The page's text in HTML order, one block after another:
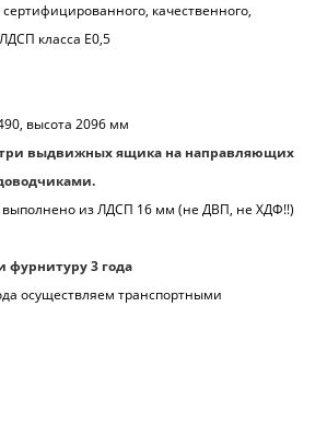
качественного,
класса Е0,5
высота 2096 мм
три выдвижных ящика на направляющих
из ЛДСП 16 мм (не ДВП, не ХДФ!!)
фурнитуру 3 года
осуществляем транспортными